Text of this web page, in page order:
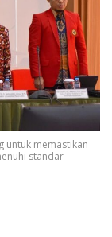
untuk memastikan
standar